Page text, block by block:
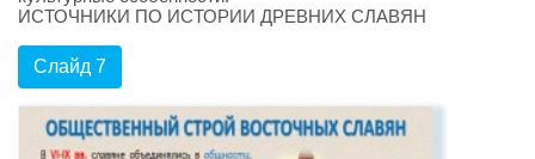
ИСТОЧНИКИ ПО ИСТОРИИ ДРЕВНИХ СЛАВЯН
Слайд 7